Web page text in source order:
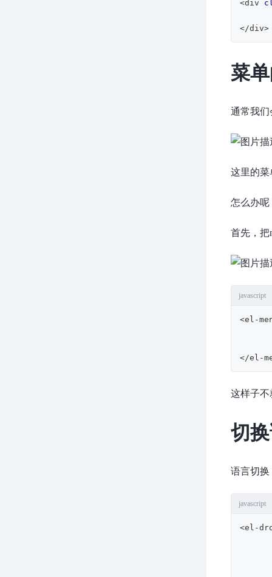
<div
</div>
菜
通常我们
这里的菜
怎么办呢
首先，把
javascript
<el-
</el-
这样子不
切
语言切换
javascript
<el-